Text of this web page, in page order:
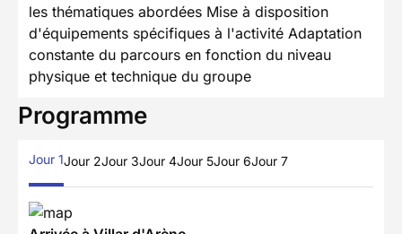
les thématiques abordées Mise à disposition
d'équipements spécifiques à l'activité Adaptation
constante du parcours en fonction du niveau
physique et technique du groupe
Programme
Jour 1Jour 2Jour 3Jour 4Jour 5Jour 6Jour 7